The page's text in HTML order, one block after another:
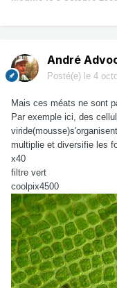
André
Posté(e) le 4
Mais ces méats ne sont
Par exemple ici, des
multiplie et diversifie les
x40
filtre vert
coolpix4500